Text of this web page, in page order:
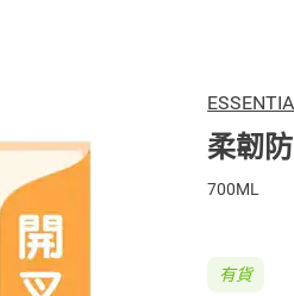
柔韌
700ML
有貨